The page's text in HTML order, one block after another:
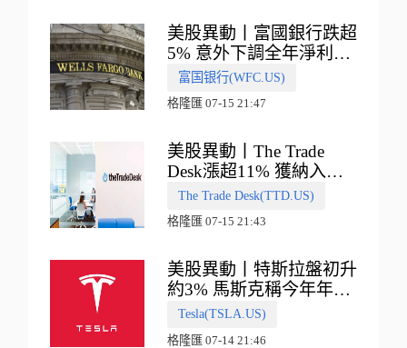
美股異動丨富國銀行跌超
5% 意外下調全年淨利息
收入指引
富国银行(WFC.US)
格隆匯 07-15 21:47
美股異動丨The Trade
Desk漲超11% 獲納入標
普500指數
The Trade Desk(TTD.US)
格隆匯 07-15 21:43
美股異動丨特斯拉盤初升
約3% 馬斯克稱今年年底
會有‘史詩級震撼’的演示
Tesla(TSLA.US)
格隆匯 07-14 21:46